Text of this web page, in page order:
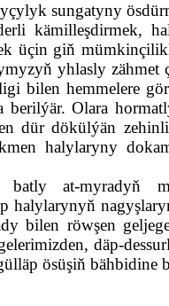
sungatyny
kämilleşdirmek,
üçin giň
yhlasly zähmet
bilen hemmelere
berilýär. Olara
dür dökülýän
halylaryny
at-myradyň
halylarynyň
bilen röwşen
däp-
ösüşiň bähbidine